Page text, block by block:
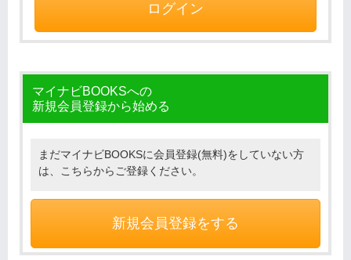
ログイン
マイナビBOOKSへの
新規会員登録から始める
まだマイナビBOOKSに会員登録(無料)をしていない方
は、こちらからご登録ください。
新規会員登録をする